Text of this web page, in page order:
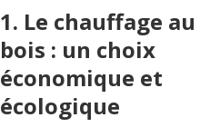
1. Le chauffage au
bois : un choix
économique et
écologique